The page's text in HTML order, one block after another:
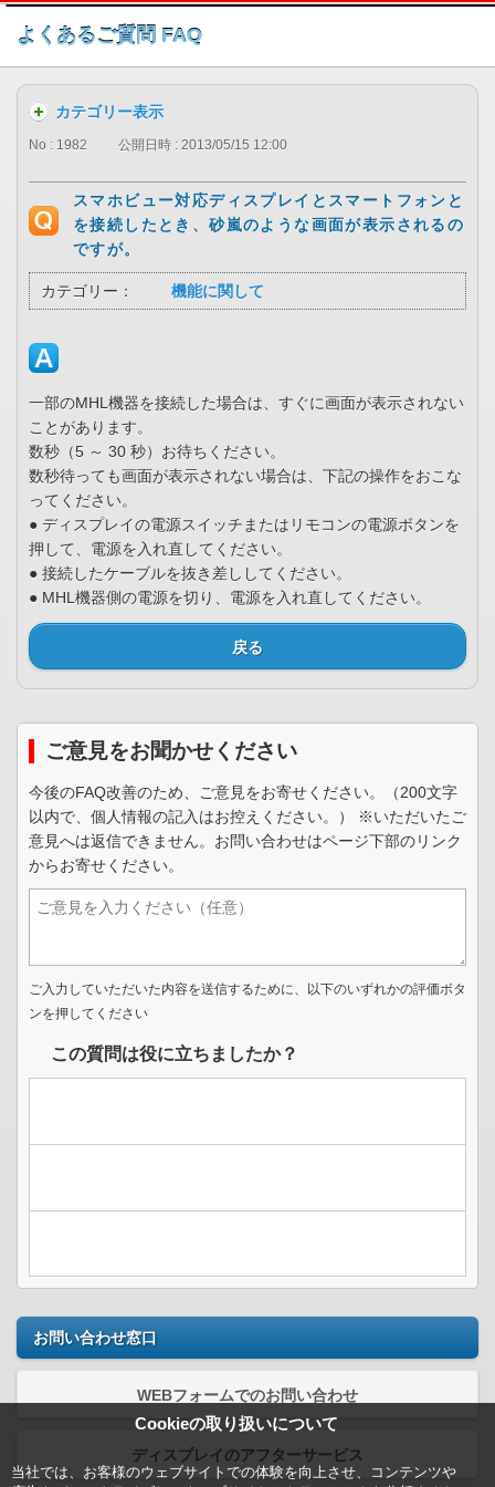
このページの本文へ
よくあるご質問 FAQ
Cookieの取り扱いについて
当社では、お客様のウェブサイトでの体験を向上させ、コンテンツや
カテゴリー表示
No : 1982 公開日時 : 2013/05/15 12:00
スマホビュー対応ディスプレイとスマートフォンと
を接続したとき、砂嵐のような画面が表示されるの
ですが。
カテゴリー： 機能に関して
一部のMHL機器を接続した場合は、すぐに画面が表示されない
ことがあります。
数秒（5 ～ 30 秒）お待ちください。
数秒待っても画面が表示されない場合は、下記の操作をおこな
ってください。
● ディスプレイの電源スイッチまたはリモコンの電源ボタンを
押して、電源を入れ直してください。
● 接続したケーブルを抜き差ししてください。
● MHL機器側の電源を切り、電源を入れ直してください。
戻る
ご意見をお聞かせください
今後のFAQ改善のため、ご意見をお寄せください。（200文字
以内で、個人情報の記入はお控えください。） ※いただいたご
意見へは返信できません。お問い合わせはページ下部のリンク
からお寄せください。
ご入力していただいた内容を送信するために、以下のいずれかの評価ボタ
ンを押してください
この質問は役に立ちましたか？
お問い合わせ窓口
WEBフォームでのお問い合わせ
ディスプレイのアフターサービス